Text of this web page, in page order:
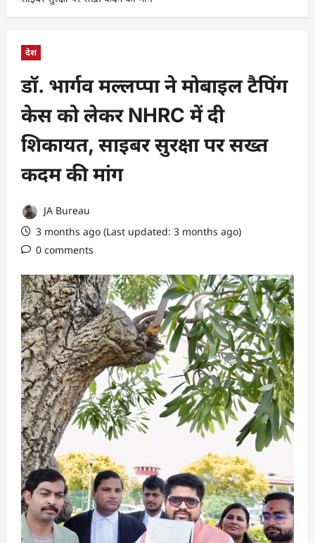
देश
डॉ. भार्गव मल्लप्पा ने मोबाइल टैपिंग
केस को लेकर NHRC में दी
शिकायत, साइबर सुरक्षा पर सख्त
कदम की मांग
JA Bureau
3 months ago (Last updated: 3 months ago)
0 comments